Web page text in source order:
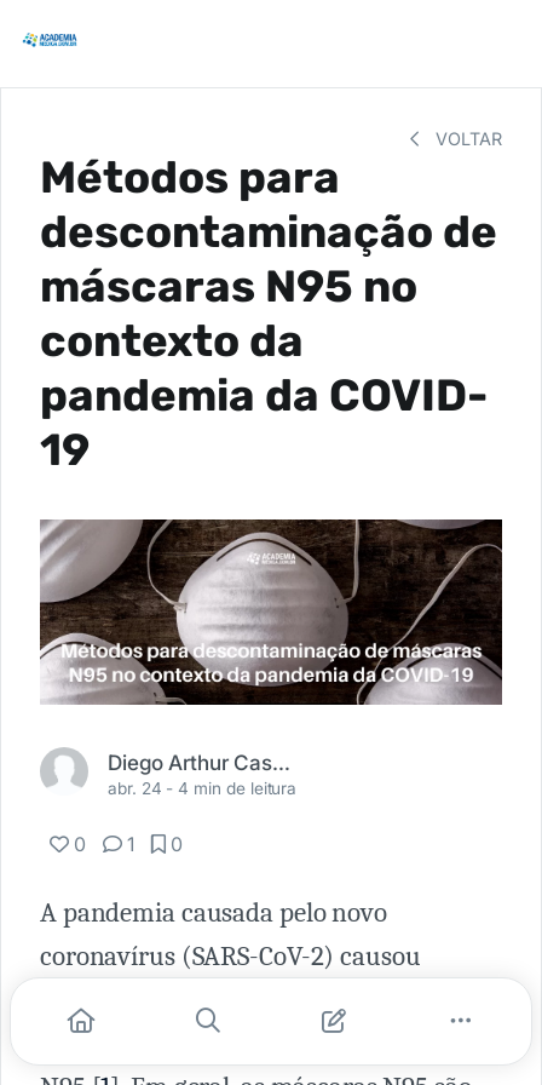
VOLTAR
Métodos para
descontaminação de
máscaras N95 no
contexto da
pandemia da COVID-
19
Diego Arthur Castro Cabral
abr. 24 -4 min de leitura
0 1 0
A pandemia causada pelo novo
coronavírus (SARS-CoV-2) causou
escassez mundial de equipamentos de
proteção individual, como as máscaras